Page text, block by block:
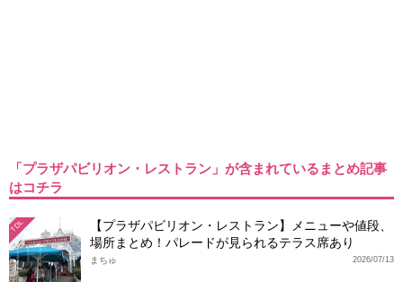
「プラザパビリオン・レストラン」が含まれているまとめ記事
はコチラ
TDL
【プラザパビリオン・レストラン】メニューや値段、
場所まとめ！パレードが見られるテラス席あり
2026/07/13
まちゅ